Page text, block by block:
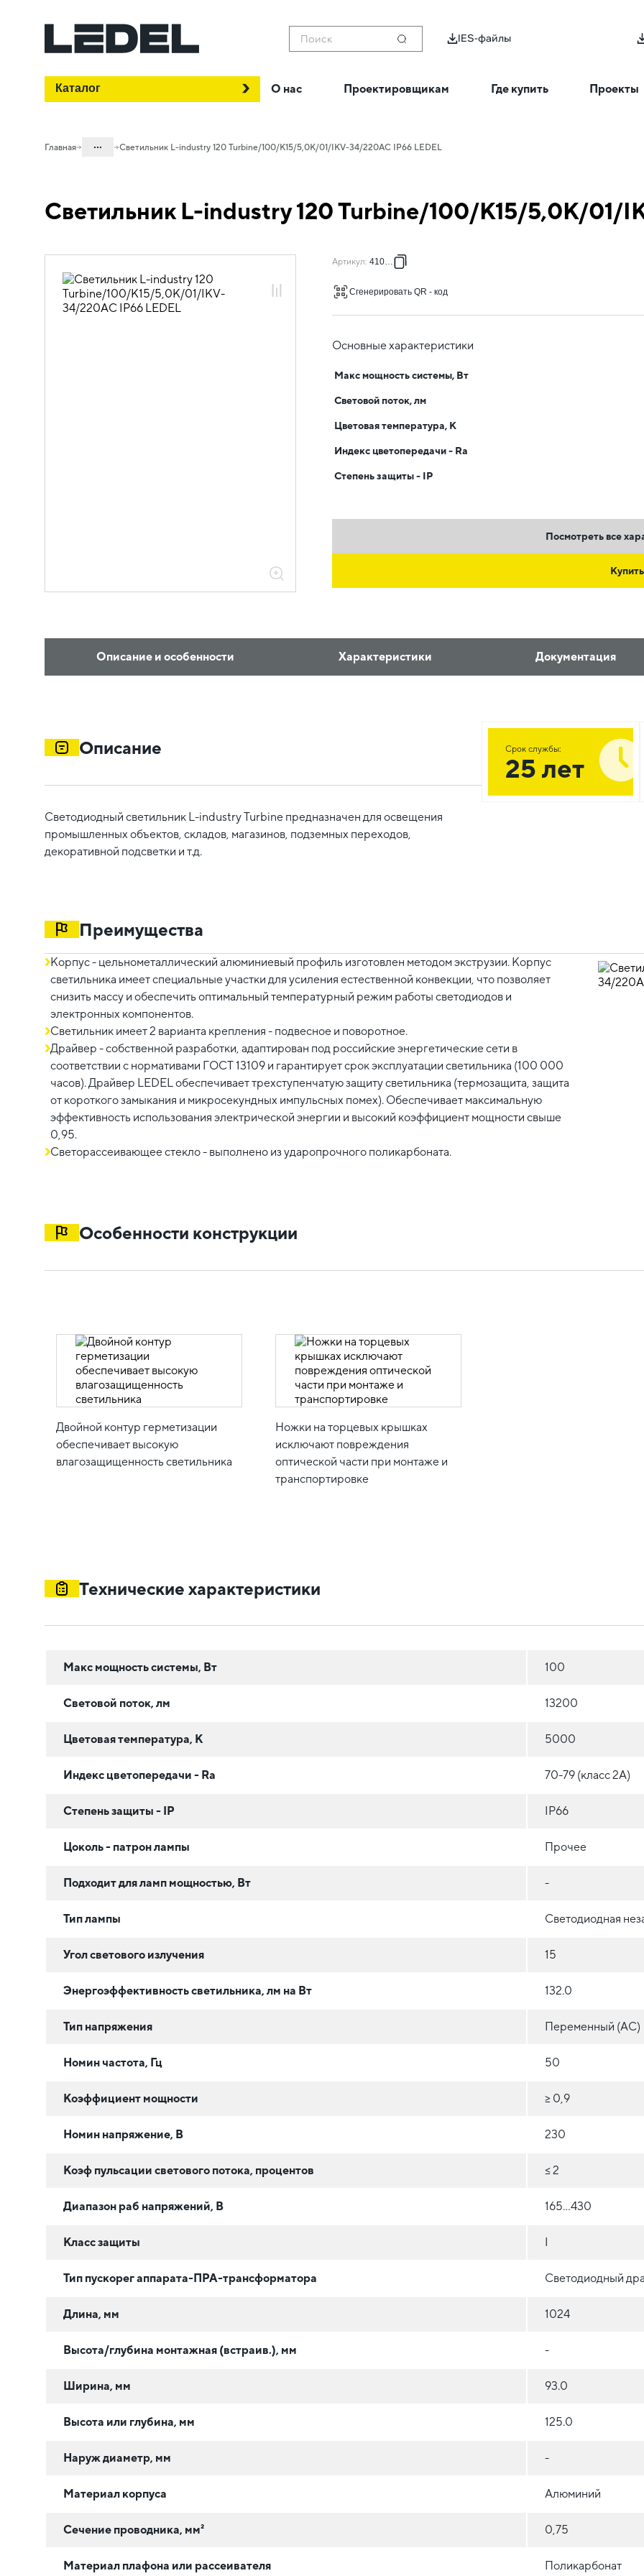
Поиск IES-файлы
Каталог О нас Проектировщикам Где купить Проекты
Главная ...
Проектное освещение LEDEL
L-industry Turbine
Светильник L-industry 120 Turbine/100/К15/5,0К/01/IKV-34/220AC IP66 LEDEL
Светильник L-industry 120 Turbine/100/К15/5,0К/01/
Артикул: 410041
Сгенерировать QR - код
Основные характеристики
Макс мощность системы, Вт
Световой поток, лм
Цветовая температура, К
Индекс цветопередачи - Ra
Степень защиты - IP
Посмотреть все
Купить
Описание и особенности Характеристики Документация
Описание
Светодиодный светильник L-industry Turbine предназначен для освещения
промышленных объектов, складов, магазинов, подземных переходов,
декоративной подсветки и т.д.
Срок службы:
25 лет
Преимущества
Корпус - цельнометаллический алюминиевый профиль изготовлен методом экструзии. Корпус
светильника имеет специальные участки для усиления естественной конвекции, что позволяет
снизить массу и обеспечить оптимальный температурный режим работы светодиодов и
электронных компонентов.
Светильник имеет 2 варианта крепления - подвесное и поворотное.
Драйвер - собственной разработки, адаптирован под российские энергетические сети в
соответствии с нормативами ГОСТ 13109 и гарантирует срок эксплуатации светильника (100 000
часов). Драйвер LEDEL обеспечивает трехступенчатую защиту светильника (термозащита, защита
от короткого замыкания и микросекундных импульсных помех). Обеспечивает максимальную
эффективность использования электрической энергии и высокий коэффициент мощности свыше
0,95.
Светорассеивающее стекло - выполнено из ударопрочного поликарбоната.
Особенности конструкции
Двойной контур герметизации
обеспечивает высокую
влагозащищенность светильника
Ножки на торцевых крышках
исключают повреждения
оптической части при монтаже и
транспортировке
Технические характеристики
Макс мощность системы, Вт 100
Световой поток, лм 13200
Цветовая температура, К 5000
Индекс цветопередачи - Ra 70-79 (класс 2A)
Степень защиты - IP IP66
Цоколь - патрон лампы Прочее
Подходит для ламп мощностью, Вт -
Тип лампы Светодиодная
Угол светового излучения 15
Энергоэффективность светильника, лм на Вт 132.0
Тип напряжения Переменный (AC)
Номин частота, Гц 50
Коэффициент мощности ≥ 0,9
Номин напряжение, В 230
Коэф пульсации светового потока, процентов ≤ 2
Диапазон раб напряжений, В 165...430
Класс защиты
Тип пускорег аппарата-ПРА-трансформатора Светодиодный
Длина, мм 1024
Высота/глубина монтажная (встраив.), мм -
Ширина, мм 93.0
Высота или глубина, мм 125.0
Наруж диаметр, мм -
Материал корпуса Алюминий
Сечение проводника, мм² 0,75
Материал плафона или рассеивателя Поликарбонат